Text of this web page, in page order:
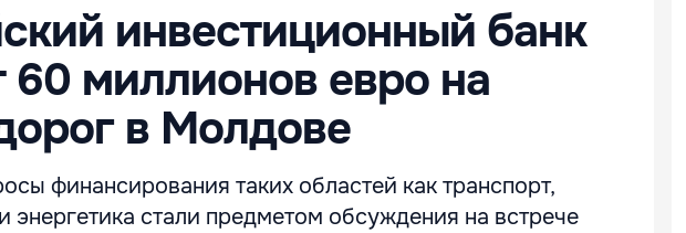
инвестиционный банк
60 миллионов евро на
в Молдове
финансирования таких областей как транспорт,
энергетика стали предметом обсуждения на встрече